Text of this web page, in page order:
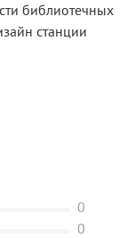
библиотечных
станции
0
0